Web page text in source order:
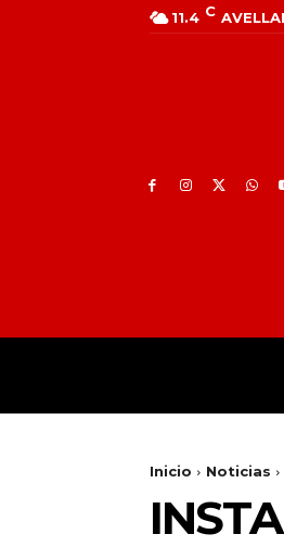
11.4 C
Inicio Noticias